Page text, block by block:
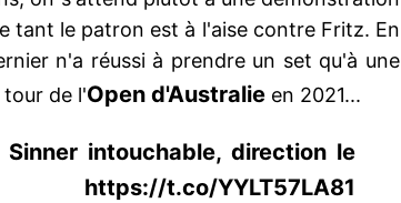
tant le patron est à l'aise contre Fritz. En
n'a réussi à prendre un set qu'à une
tour de l'Open d'Australie en 2021...
intouchable, direction le
t.co/YYLT57LA81